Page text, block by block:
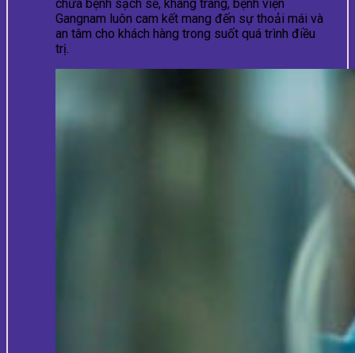
chữa bệnh sạch sẽ, khang trang, bệnh viện
Gangnam luôn cam kết mang đến sự thoải mái và
an tâm cho khách hàng trong suốt quá trình điều
trị.